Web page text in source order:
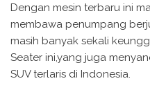
Dengan mesin terbaru ini
membawa penumpang
masih banyak sekali
Seater ini,yang juga
SUV terlaris di Indonesia.